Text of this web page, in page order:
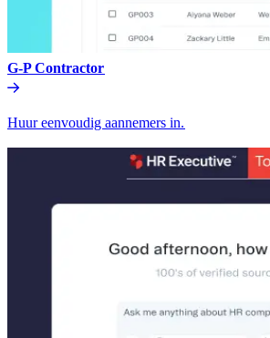
G-P Contractor​​
Huur eenvoudig aannemers in.​​